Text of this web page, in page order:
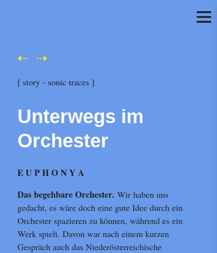
⇠ ⇢
[ story - sonic traces ]
Unterwegs im
Orchester
E U P H O N Y A
Das begehbare Orchester. Wir haben uns
gedacht, es wäre doch eine gute Idee durch ein
Orchester spazieren zu können, während es ein
Werk spielt. Davon war nach einem kurzen
Gespräch auch das Niederösterreichische